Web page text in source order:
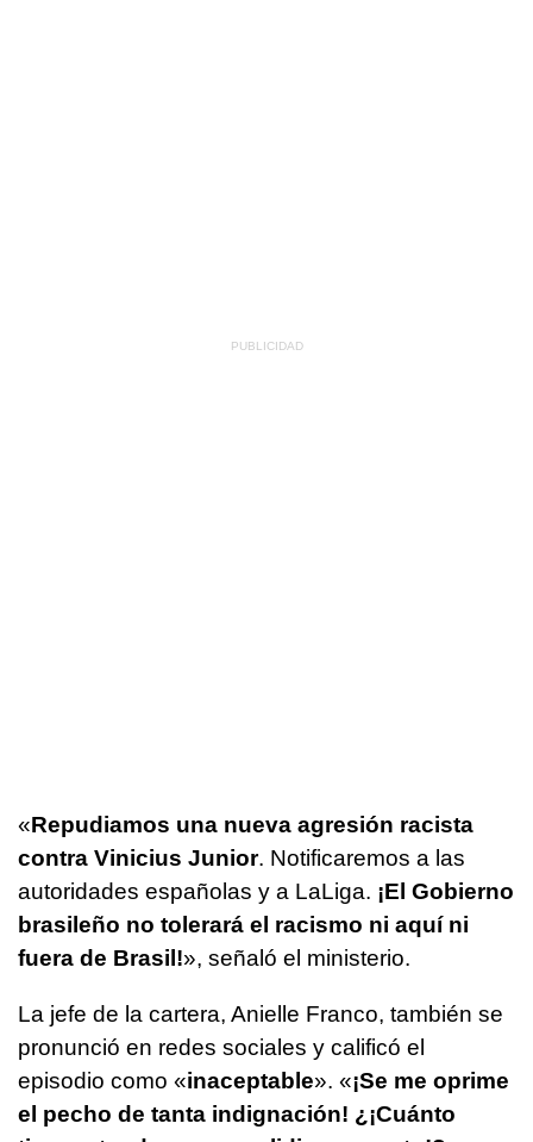
«Repudiamos una nueva agresión racista
contra Vinicius Junior. Notificaremos a las
autoridades españolas y a LaLiga. ¡El Gobierno
brasileño no tolerará el racismo ni aquí ni
fuera de Brasil!», señaló el ministerio.
La jefe de la cartera, Anielle Franco, también se
pronunció en redes sociales y calificó el
episodio como «inaceptable». «¡Se me oprime
el pecho de tanta indignación! ¿¡Cuánto